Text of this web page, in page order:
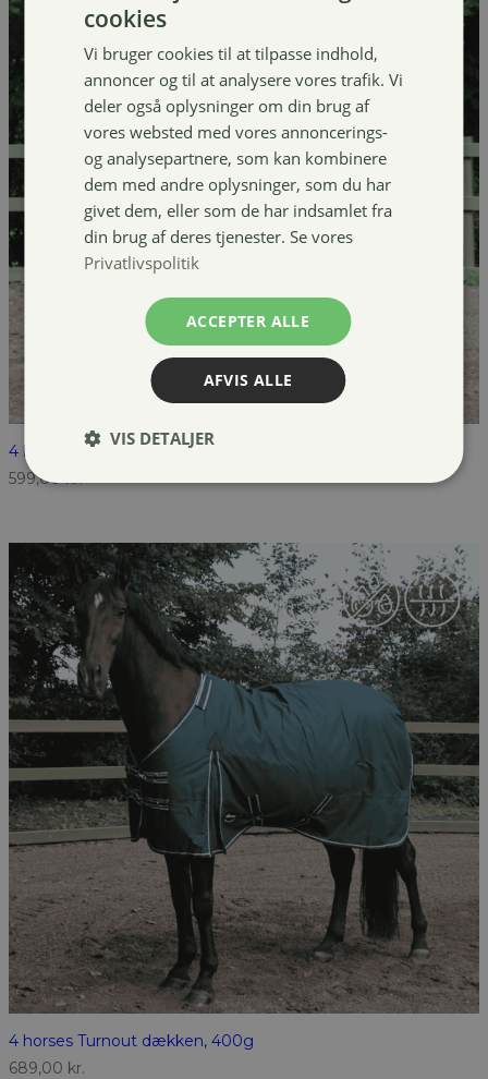
4 horses Turnout dækken, 300g
599,00kr.
4 horses Turnout dækken, 400g
689,00 kr.
cookies
Vi bruger cookies til at tilpasse indhold,
annoncer og til at analysere vores trafik. Vi
deler også oplysninger om din brug af
vores websted med vores annoncerings-
og analysepartnere, som kan kombinere
dem med andre oplysninger, som du har
givet dem, eller som de har indsamlet fra
din brug af deres tjenester. Se vores
Privatlivspolitik
ACCEPTER ALLE
AFVIS ALLE
VIS DETALJER